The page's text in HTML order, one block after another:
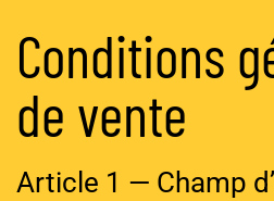
Conditions
de vente
Article 1 — Champ